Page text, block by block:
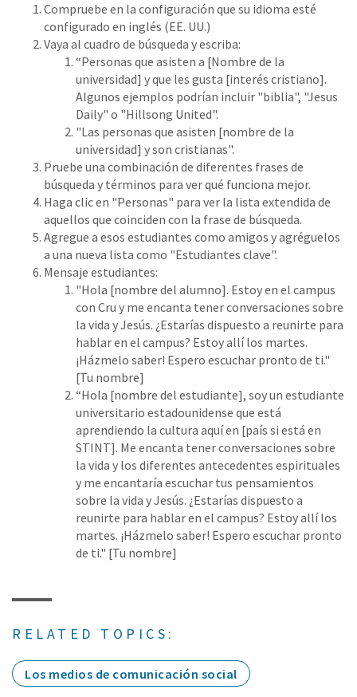
Compruebe en la configuración que su idioma esté
configurado en inglés (EE. UU.)
Vaya al cuadro de búsqueda y escriba:
“Personas que asisten a [Nombre de la
universidad] y que les gusta [interés cristiano].
Algunos ejemplos podrían incluir "biblia", "Jesus
Daily" o "Hillsong United".
"Las personas que asisten [nombre de la
universidad] y son cristianas".
Pruebe una combinación de diferentes frases de
búsqueda y términos para ver qué funciona mejor.
Haga clic en "Personas" para ver la lista extendida de
aquellos que coinciden con la frase de búsqueda.
Agregue a esos estudiantes como amigos y agréguelos
a una nueva lista como "Estudiantes clave".
Mensaje estudiantes:
"Hola [nombre del alumno]. Estoy en el campus
con Cru y me encanta tener conversaciones sobre
la vida y Jesús. ¿Estarías dispuesto a reunirte para
hablar en el campus? Estoy allí los martes.
¡Házmelo saber! Espero escuchar pronto de ti."
[Tu nombre]
“Hola [nombre del estudiante], soy un estudiante
universitario estadounidense que está
aprendiendo la cultura aquí en [país si está en
STINT]. Me encanta tener conversaciones sobre
la vida y los diferentes antecedentes espirituales
y me encantaría escuchar tus pensamientos
sobre la vida y Jesús. ¿Estarías dispuesto a
reunirte para hablar en el campus? Estoy allí los
martes. ¡Házmelo saber! Espero escuchar pronto
de ti." [Tu nombre]
RELATED TOPICS:
Los medios de comunicación social